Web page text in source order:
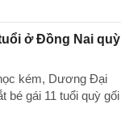
ở Đồng Nai quỳ
kém, Dương Đại
bé gái 11 tuổi quỳ gối